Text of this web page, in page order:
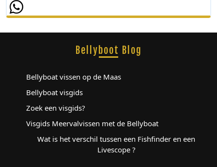
Bellyboot Blog
Bellyboat vissen op de Maas
Bellyboat visgids
Zoek een visgids?
Visgids Meervalvissen met de Bellyboat
Wat is het verschil tussen een Fishfinder en een
Livescope ?